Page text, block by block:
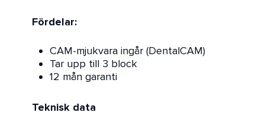
Fördelar:
CAM-mjukvara ingår (DentalCAM)
Tar upp till 3 block
12 mån garanti
Teknisk data